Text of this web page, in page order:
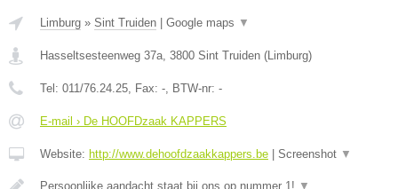
Limburg » Sint Truiden Google maps ▼
Hasseltsesteenweg 37a, 3800 Sint Truiden (Limburg)
Tel: 011/76.24.25, Fax: -, BTW-nr: -
E-mail › De HOOFDzaak KAPPERS
Website: http://www.dehoofdzaakkappers.be Screenshot ▼
Persoonlijke aandacht staat bij ons op nummer 1! ▼